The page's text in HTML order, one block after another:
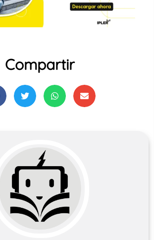
Compartir